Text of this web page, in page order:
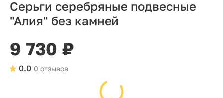
Серьги серебряные подвесные
"Алия" без камней
9 730 ₽
0 отзывов
0.0